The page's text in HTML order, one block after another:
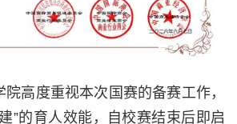
高度重视本次国赛的备赛工作，
”的育人效能，自校赛结束后即启